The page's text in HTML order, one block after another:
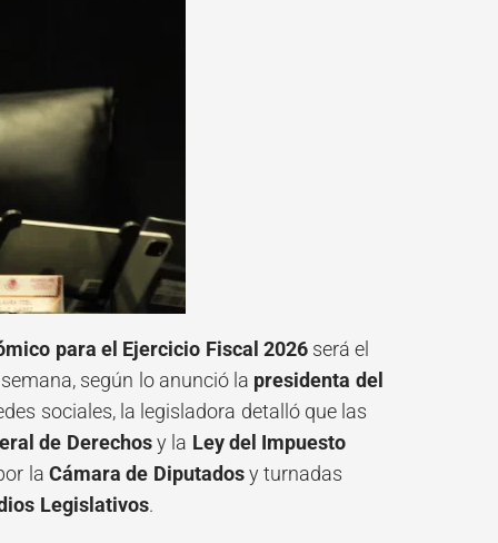
para el Ejercicio Fiscal 2026será el
según lo anunció la presidenta del
sociales, la legisladora detalló que las
de Derechosy la Ley del Impuesto
laCámara de Diputadosy turnadas
Legislativos.